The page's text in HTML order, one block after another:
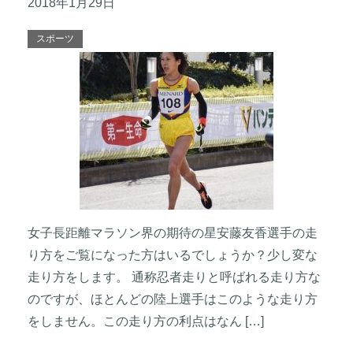
スポーツ
女子長距離マラソン界の期待の星安藤友香選手の走
り方をご覧になった方はいるでしょうか？少し変な
走り方をします。 通称忍者走りと呼ばれる走り方な
のですが、ほとんどの陸上選手はこのような走り方
をしません。この走り方の利点はなん […]